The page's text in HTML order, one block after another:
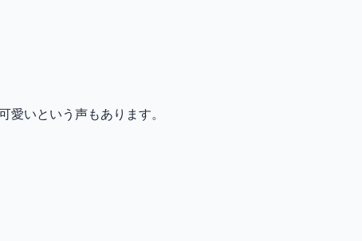
愛いという声もあります。